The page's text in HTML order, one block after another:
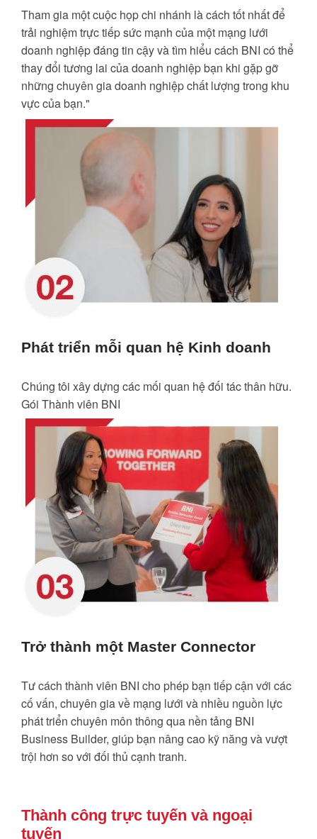
Tham gia một cuộc họp chi nhánh là cách tốt nhất để
trải nghiệm trực tiếp sức mạnh của một mạng lưới
doanh nghiệp đáng tin cậy và tìm hiểu cách BNI có thể
thay đổi tương lai của doanh nghiệp bạn khi gặp gỡ
những chuyên gia doanh nghiệp chất lượng trong khu
vực của bạn."
Phát triển mỗi quan hệ Kinh doanh
Chúng tôi xây dựng các mối quan hệ đối tác thân hữu.
Gói Thành viên BNI
Trở thành một Master Connector
Tư cách thành viên BNI cho phép bạn tiếp cận với các
cố vấn, chuyên gia về mạng lưới và nhiều nguồn lực
phát triển chuyên môn thông qua nền tảng BNI
Business Builder, giúp bạn nâng cao kỹ năng và vượt
trội hơn so với đối thủ cạnh tranh.
Thành công trực tuyến và ngoại
tuyến